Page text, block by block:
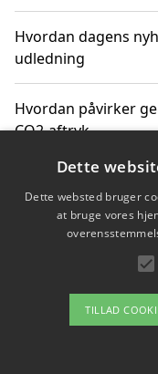
Hvordan dagens
udledning
Hvordan påvirker
CO2-aftryk
Hvordan nyheder
hverdag
Om /
Dette
Dette websted bruger
at bruge vores
TILLAD